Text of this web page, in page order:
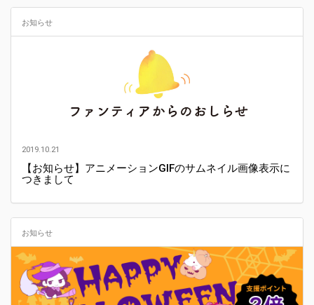
お知らせ
2019.10.21
【お知らせ】アニメーションGIFのサムネイル画像表示に
つきまして
お知らせ